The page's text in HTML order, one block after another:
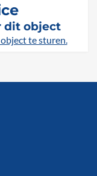
dit object
te sturen.